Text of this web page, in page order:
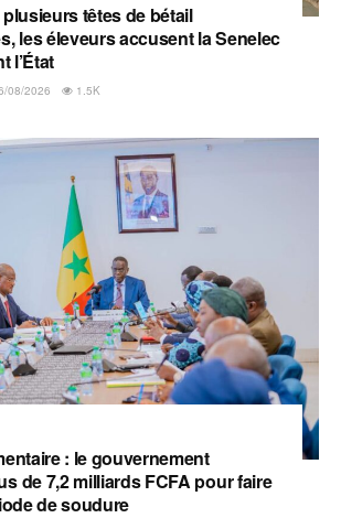
têtes de bétail
les éleveurs accusent la Senelec
l’État
08/2026 1.5K
: le gouvernement
de 7,2 milliards FCFA pour faire
de soudure